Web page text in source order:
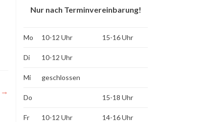
→
Nur nach Terminvereinbarung!
Mo 10-12 Uhr 15-16 Uhr
Di 10-12 Uhr
Mi geschlossen
Do 15-18 Uhr
Fr 10-12 Uhr 14-16 Uhr